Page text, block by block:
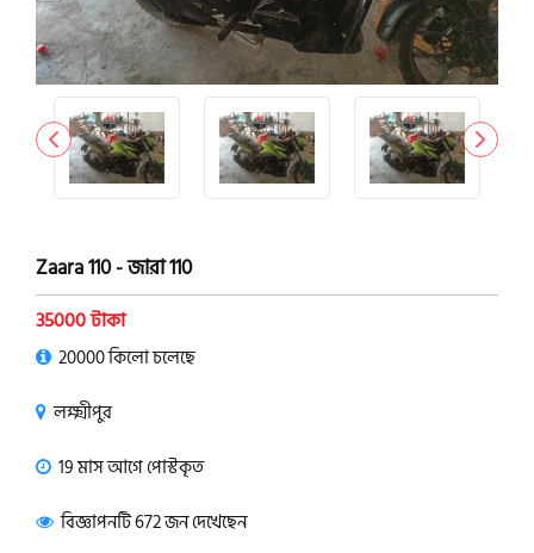
Zaara 110 - জারা 110
35000 টাকা
20000 কিলো চলেছে
লক্ষ্মীপুর
19 মাস আগে পোস্টকৃত
বিজ্ঞাপনটি 672 জন দেখেছেন